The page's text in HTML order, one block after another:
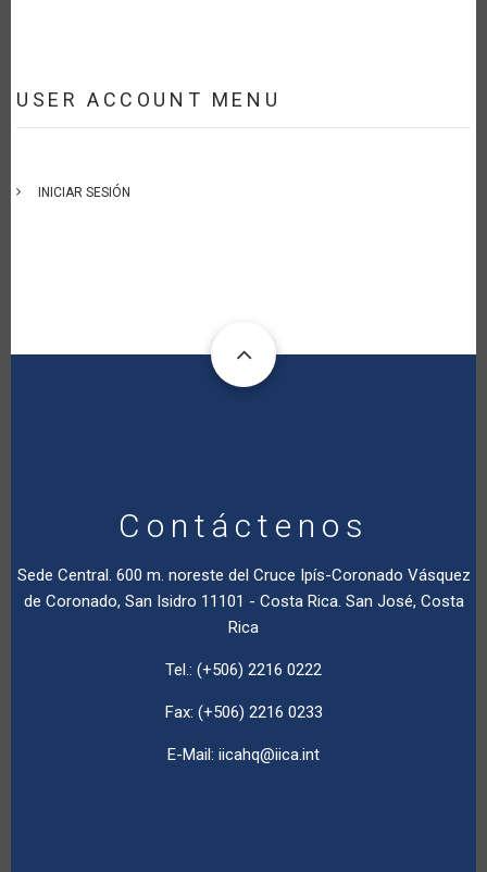
USER ACCOUNT MENU
INICIAR SESIÓN
Contáctenos
Sede Central. 600 m. noreste del Cruce Ipís-Coronado Vásquez
de Coronado, San Isidro 11101 - Costa Rica. San José, Costa
Rica
Tel.: (+506) 2216 0222
Fax: (+506) 2216 0233
E-Mail: iicahq@iica.int